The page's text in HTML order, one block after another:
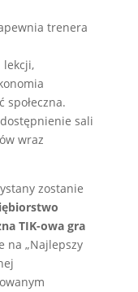
trenera
społeczna.
sali
wraz
zostanie
TIK-owa gra
na „Najlepszy